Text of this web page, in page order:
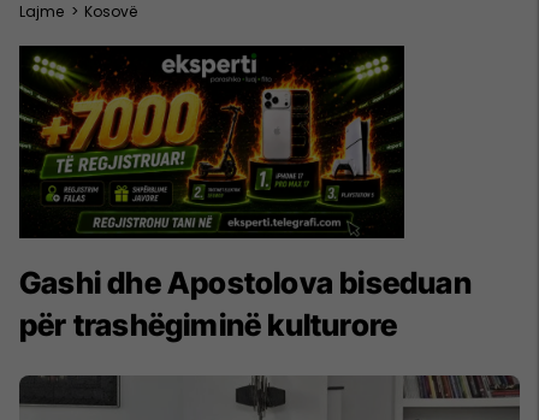
Lajme > Kosovë
Gashi dhe Apostolova biseduan
për trashëgiminë kulturore